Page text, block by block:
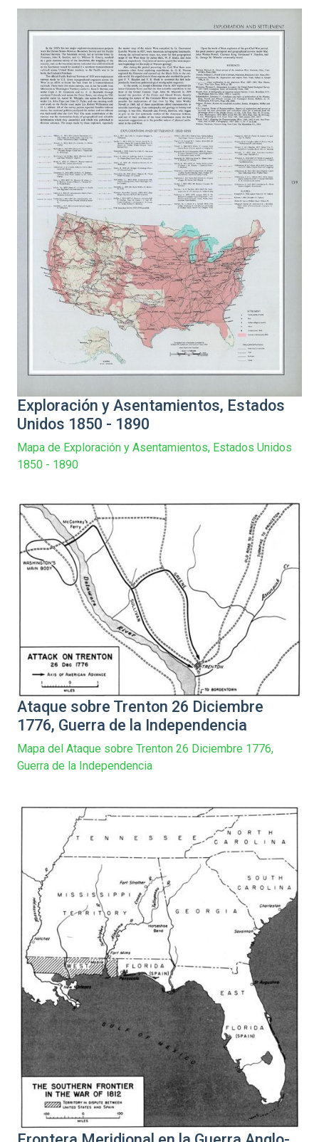
Exploración y Asentamientos, Estados
Unidos 1850 - 1890
Mapa de Exploración y Asentamientos, Estados Unidos
1850 - 1890
Ataque sobre Trenton 26 Diciembre
1776, Guerra de la Independencia
Mapa del Ataque sobre Trenton 26 Diciembre 1776,
Guerra de la Independencia